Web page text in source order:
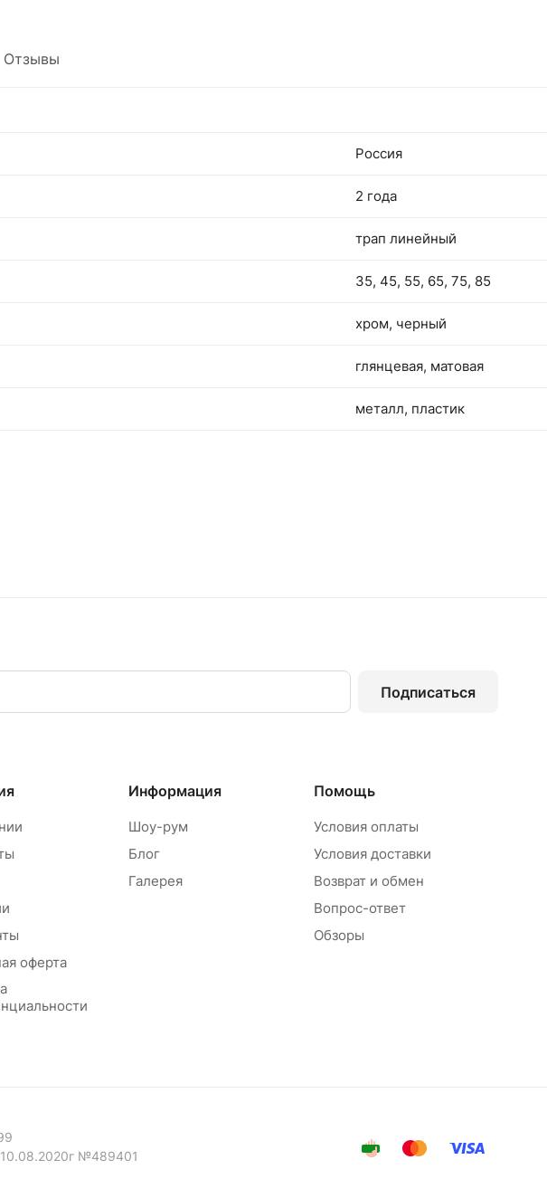
Отзывы
Россия
2 года
трап линейный
35, 45, 55, 65, 75, 85
хром, черный
глянцевая, матовая
металл, пластик
Подписаться
оферта
Информация
Шоу-рум
Блог
Галерея
Помощь
Условия оплаты
Условия доставки
Возврат и обмен
Вопрос-ответ
Обзоры
10.08.2020г №489401